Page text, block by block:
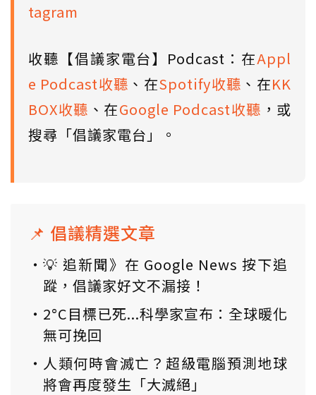
tagram
收聽【倡議家電台】Podcast：在Appl
e Podcast收聽 、在Spotify收聽 、在KK
BOX收聽 、在Google Podcast收聽 ，或
搜尋「倡議家電台」。
📌 倡議精選文章
💡 追新聞》在 Google News 按下追
蹤，倡議家好文不漏接！
2°C目標已死...科學家宣布：全球暖化
無可挽回
人類何時會滅亡？超級電腦預測地球
將會再度發生「大滅絕」